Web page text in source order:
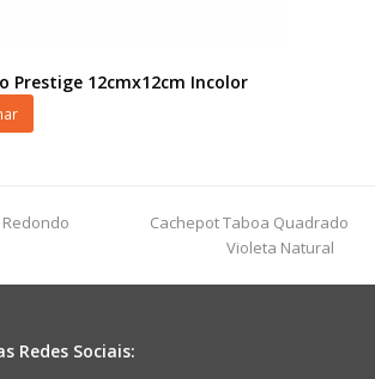
Prestige 12cmx12cm Incolor
next
Cachepot Taboa Quadrado
Violeta Natural
Redes Sociais: